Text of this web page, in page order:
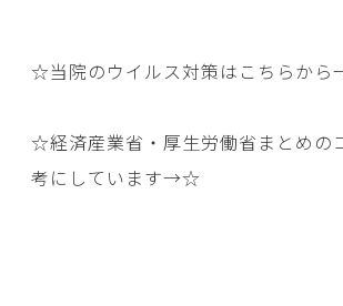
☆当院のウイルス対策はこちらか
☆経済産業省・厚生労働省まとめの
考にしています→☆